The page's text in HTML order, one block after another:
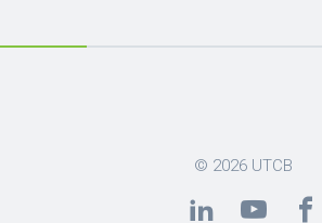
© 2026 UTCB